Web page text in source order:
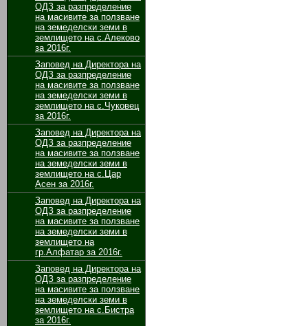
ОДЗ за разпределение
на масивите за ползване
на земеделски земи в
землището на с.Алеково
за 2016г.
Заповед на Директора на
ОДЗ за разпределение
на масивите за ползване
на земеделски земи в
землището на с.Чуковец
за 2016г.
Заповед на Директора на
ОДЗ за разпределение
на масивите за ползване
на земеделски земи в
землището на с.Цар
Асен за 2016г.
Заповед на Директора на
ОДЗ за разпределение
на масивите за ползване
на земеделски земи в
землището на
гр.Алфатар за 2016г.
Заповед на Директора на
ОДЗ за разпределение
на масивите за ползване
на земеделски земи в
землището на с.Бистра
за 2016г.